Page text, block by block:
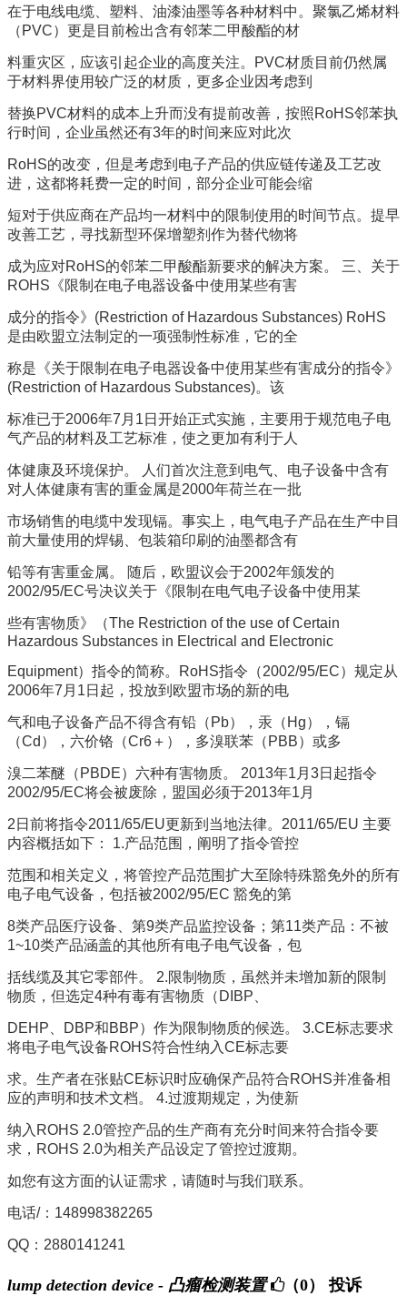
在于电线电缆、塑料、油漆油墨等各种材料中。聚氯乙烯材料
（PVC）更是目前检出含有邻苯二甲酸酯的材
料重灾区，应该引起企业的高度关注。PVC材质目前仍然属
于材料界使用较广泛的材质，更多企业因考虑到
替换PVC材料的成本上升而没有提前改善，按照RoHS邻苯执
行时间，企业虽然还有3年的时间来应对此次
RoHS的改变，但是考虑到电子产品的供应链传递及工艺改
进，这都将耗费一定的时间，部分企业可能会缩
短对于供应商在产品均一材料中的限制使用的时间节点。提早
改善工艺，寻找新型环保增塑剂作为替代物将
成为应对RoHS的邻苯二甲酸酯新要求的解决方案。 三、关于
ROHS《限制在电子电器设备中使用某些有害
成分的指令》(Restriction of Hazardous Substances) RoHS
是由欧盟立法制定的一项强制性标准，它的全
称是《关于限制在电子电器设备中使用某些有害成分的指令》
(Restriction of Hazardous Substances)。该
标准已于2006年7月1日开始正式实施，主要用于规范电子电
气产品的材料及工艺标准，使之更加有利于人
体健康及环境保护。 人们首次注意到电气、电子设备中含有
对人体健康有害的重金属是2000年荷兰在一批
市场销售的电缆中发现镉。事实上，电气电子产品在生产中目
前大量使用的焊锡、包装箱印刷的油墨都含有
铅等有害重金属。 随后，欧盟议会于2002年颁发的
2002/95/EC号决议关于《限制在电气电子设备中使用某
些有害物质》（The Restriction of the use of Certain
Hazardous Substances in Electrical and Electronic
Equipment）指令的简称。RoHS指令（2002/95/EC）规定从
2006年7月1日起，投放到欧盟市场的新的电
气和电子设备产品不得含有铅（Pb），汞（Hg），镉
（Cd），六价铬（Cr6＋），多溴联苯（PBB）或多
溴二苯醚（PBDE）六种有害物质。 2013年1月3日起指令
2002/95/EC将会被废除，盟国必须于2013年1月
2日前将指令2011/65/EU更新到当地法律。2011/65/EU 主要
内容概括如下： 1.产品范围，阐明了指令管控
范围和相关定义，将管控产品范围扩大至除特殊豁免外的所有
电子电气设备，包括被2002/95/EC 豁免的第
8类产品医疗设备、第9类产品监控设备；第11类产品：不被
1~10类产品涵盖的其他所有电子电气设备，包
括线缆及其它零部件。 2.限制物质，虽然并未增加新的限制
物质，但选定4种有毒有害物质（DIBP、
DEHP、DBP和BBP）作为限制物质的候选。 3.CE标志要求
将电子电气设备ROHS符合性纳入CE标志要
求。生产者在张贴CE标识时应确保产品符合ROHS并准备相
应的声明和技术文档。 4.过渡期规定，为使新
纳入ROHS 2.0管控产品的生产商有充分时间来符合指令要
求，ROHS 2.0为相关产品设定了管控过渡期。
如您有这方面的认证需求，请随时与我们联系。
电话/：148998382265
QQ：2880141241
lump detection device - 凸瘤检测装置 （0） 投诉